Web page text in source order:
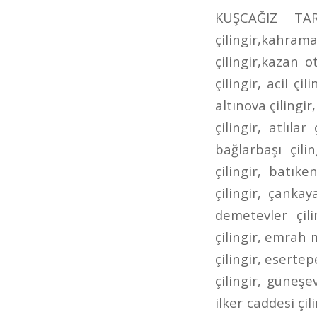
KUŞCAĞIZ TARHANLAR CADDESİ ÇİLİNGİR kahramankazan çilingir,kazan çilingir,kahramankazan anahtarcı,kazan anahtarcı,kahramankazan oto çilingir,kazan oto çilingir,karamankazan oto anahtarcı,kazan oto anahtarcı,7/24 çilingir, acil çilingir, adalı çilingir, aktepe çilingir, akyurt çilingir, altındağ çilingir, altınova çilingir, altınpark çilingir, ankara çilingir, ankara oto çilingir, aşağı eğlence çilingir, atlılar çilingir, ayrancı çilingir, bademlik çilingir, bağcı caddesi çilingir, bağlarbaşı çilingir, bağlıca çilingir, bağlum çilingir, balgat çilingir, basınevleri çilingir, batıkent çilingir, bilkent çilingir, bölük caddesi çilingir, bursa caddesi çilingir, çankaya çilingir, cevizlidere çilingir, çubuk çilingir, çukurambar çilingir, demetevler çilingir, dikmen çilingir, dışkapı çilingir, dutluk çilingir, elvankent çilingir, emrah mahallesi çilingir, ergenekon caddesi çilingir, eryaman çilingir, esat çilingir, esertepe çilingir, etimesgut çilingir, etlik ayvalı çilingir, Etlik Çilingir, gazino çilingir, güneşevler çilingir, hacıbayram çilingir, hacıkadın çilingir, hasköy çilingir, ilker caddesi çilingir, İncirli Çilingir, incirli oto çilingir, iskitler çilingir, ivedik çilingir, kafkaslar çilingir, kanuni çilingir, kardeşler çilingir, kazımkarabekir çilingir, kızılay çilingir, kuyubaşı çilingir, kuzey ankara toki çilingir, lalegül çilingir, nöbetçi çilingir, öntek çilingir, ovacık çilingir, pınarbaşı çilingir, pursaklar çilingir, pursaklar saray çilingir, sanatoryum çilingir, sancaktepe çilingir, şehit süleyman efe çilingir, şentepe çilingir, siteler çilingir, sokullu çilingir, solfasol çilingir, subayevleri çilingir, tandoğan çilingir, tepebaşı çilingir, ufuktepe çilingir, ufuktepe oto anahtarcısı, ufuktepe oto çilingir, ulus çilingir, uyanış çilingir, varlık mahallesi çilingir, yeni ziraat mahallesi çilingir, yenimahalle çilingir, yeşiltepe çilingir, yükseltepe çilingir,